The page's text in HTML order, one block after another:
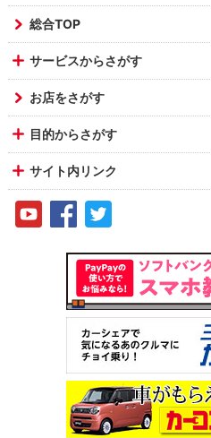
総合TOP
サービスからさがす
お店をさがす
目的からさがす
サイト内リンク